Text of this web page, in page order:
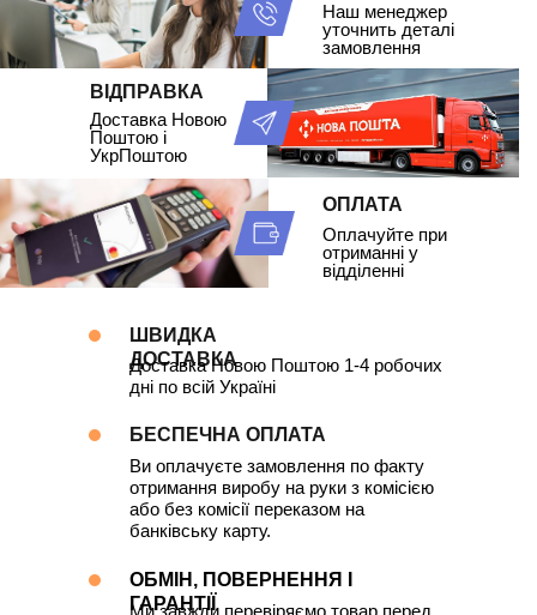
ВІДПРАВКА
ОПЛАТА
ШВИДКА
ДОСТАВКА
БЕСПЕЧНА ОПЛАТА
ОБМІН, ПОВЕРНЕННЯ І
ГАРАНТІЇ
Наш менеджер
уточнить деталі
замовлення
Доставка Новою
Поштою і
УкрПоштою
Оплачуйте при
отриманні у
відділенні
Доставка Новою Поштою 1-4 робочих
дні по всій Україні
Ви оплачуєте замовлення по факту
отримання виробу на руки з комісією
або без комісії переказом на
банківську карту.